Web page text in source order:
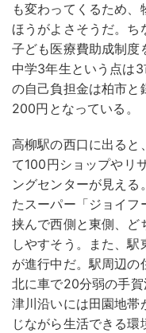
も変わってくるため
ほうがよさそうだ。
子ども医療費助成制度
中学3年生という点は3
の自己負担金は柏市
200円となっている。
高柳駅の西口に出ると
て100円ショップやリ
ングセンターが見え
たスーパー「ジョイフ
挟んで西側と東側、ど
しやすそう。また、
が進行中だ。駅周辺の
北に車で20分弱の手
津川沿いには田園地帯
じながら生活できる環